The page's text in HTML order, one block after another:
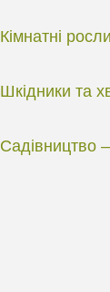
Кімнатні
Шкідники та
Садівництво